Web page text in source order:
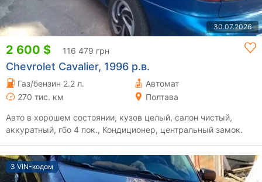
30.07.2026
2 600 $ 116 479 грн
Chevrolet Cavalier, 1996 р.в.
Газ/бензин 2.2 л.
Автомат
270 тис. км
Полтава
Авто в хорошем состоянии, кузов целый, салон чистый,
аккуратный, гбо 4 пок., Кондиционер, центральный замок.
З VIN-кодом